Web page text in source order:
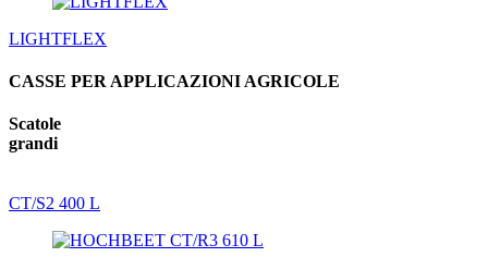
LIGHTFLEX
CASSE PER APPLICAZIONI AGRICOLE
Scatole
grandi
CT/S2 400 L